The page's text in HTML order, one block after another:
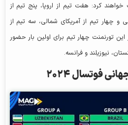
۲۴ تیم شرکت خواهند کرد: هفت تیم از اروپا، پنج تیم از
و چهار تیم از آمریکای شمالی، سه تیم از
این تورنمنت چهار تیم برای اولین بار حضور
نیوزیلند و فرانسه.
فوتسال ۲۰۲۴